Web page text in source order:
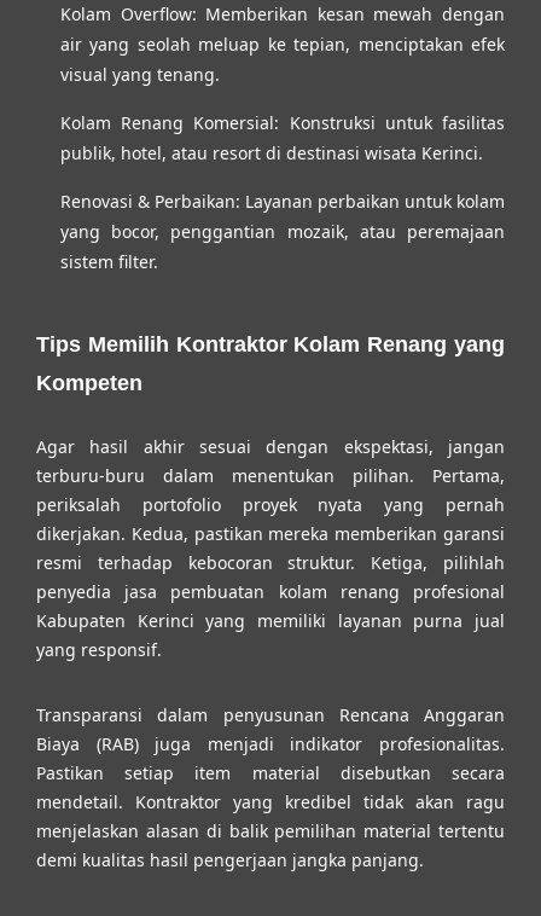
Kolam Overflow: Memberikan kesan mewah dengan
air yang seolah meluap ke tepian, menciptakan efek
visual yang tenang.
Kolam Renang Komersial: Konstruksi untuk fasilitas
publik, hotel, atau resort di destinasi wisata Kerinci.
Renovasi & Perbaikan: Layanan perbaikan untuk kolam
yang bocor, penggantian mozaik, atau peremajaan
sistem filter.
Tips Memilih Kontraktor Kolam Renang yang
Kompeten
Agar hasil akhir sesuai dengan ekspektasi, jangan
terburu-buru dalam menentukan pilihan. Pertama,
periksalah portofolio proyek nyata yang pernah
dikerjakan. Kedua, pastikan mereka memberikan garansi
resmi terhadap kebocoran struktur. Ketiga, pilihlah
penyedia jasa pembuatan kolam renang profesional
Kabupaten Kerinci yang memiliki layanan purna jual
yang responsif.
Transparansi dalam penyusunan Rencana Anggaran
Biaya (RAB) juga menjadi indikator profesionalitas.
Pastikan setiap item material disebutkan secara
mendetail. Kontraktor yang kredibel tidak akan ragu
menjelaskan alasan di balik pemilihan material tertentu
demi kualitas hasil pengerjaan jangka panjang.